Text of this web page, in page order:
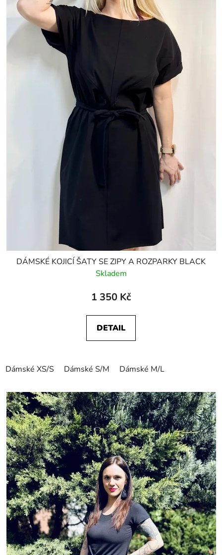
DÁMSKÉ KOJICÍ ŠATY SE ZIPY A ROZPARKY BLACK
Skladem
1 350 Kč
DETAIL
Dámské XS/S Dámské S/M Dámské M/L